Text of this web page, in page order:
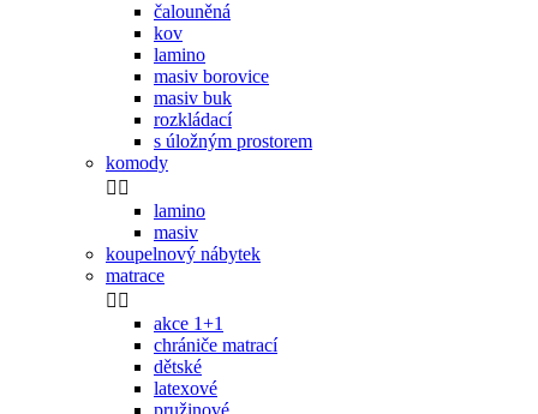
čalouněná
kov
lamino
masiv borovice
masiv buk
rozkládací
s úložným prostorem
komody
 
lamino
masiv
koupelnový nábytek
matrace
 
akce 1+1
chrániče matrací
dětské
latexové
pružinové